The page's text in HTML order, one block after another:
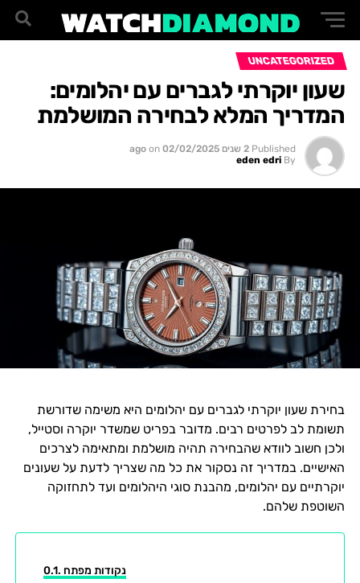
UNCATEGORIZED
שעון יוקרתי לגברים עם יהלומים:
המדריך המלא לבחירה המושלמת
Published 2 שנים ago on 02/02/2025
By
eden edri
בחירת שעון יוקרתי לגברים עם יהלומים היא משימה שדורשת
תשומת לב לפרטים רבים. מדובר בפריט שמשדר יוקרה וסטייל,
ולכן חשוב לוודא שהבחירה תהיה מושלמת ומתאימה לצרכים
האישיים. במדריך זה נסקור את כל מה שצריך לדעת על שעונים
יוקרתיים עם יהלומים, מהבנת סוגי היהלומים ועד לתחזוקה
השוטפת שלהם.
נקודות מפתח